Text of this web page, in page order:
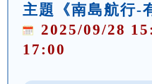
主題《南島航行-
2025/09/28
17:00